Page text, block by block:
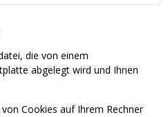
die von einem
abgelegt wird und Ihnen
Cookies auf Ihrem Rechner